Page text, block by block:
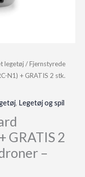
legetøj/Fjernstyrede
N1) + GRATIS 2 stk.
, Legetøj og spil
GRATIS 2
–